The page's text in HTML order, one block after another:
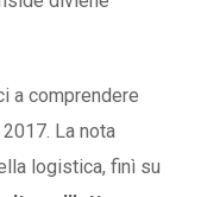
a comprendere
La nota
logistica, finì su